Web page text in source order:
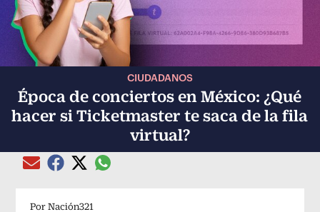
CIUDADANOS
Época de conciertos en México: ¿Qué
hacer si Ticketmaster te saca de la fila
virtual?
Compartir el artículo actual mediante Email
Compartir el artículo actual mediante Facebook
Compartir el artículo actual mediante Twitter
Compartir el artículo actual mediante
Por Nación321